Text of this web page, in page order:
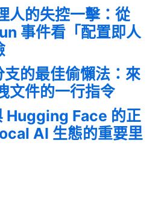
人的失控一擊：從
事件看「配置即人
的最佳偷懶法：來
文件的一行指令
Hugging Face 的正
AI 生態的重要里